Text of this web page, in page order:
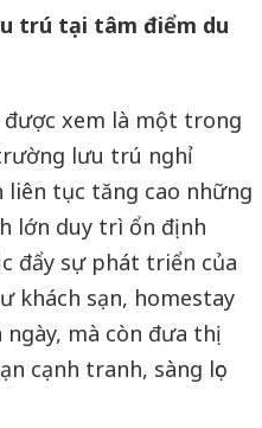
trú tại tâm điểm du
được xem là một trong
lưu trú nghỉ
liên tục tăng cao những
lớn duy trì ổn định
đẩy sự phát triển của
khách sạn, homestay
ngày, mà còn đưa thị
cạnh tranh, sàng lọc